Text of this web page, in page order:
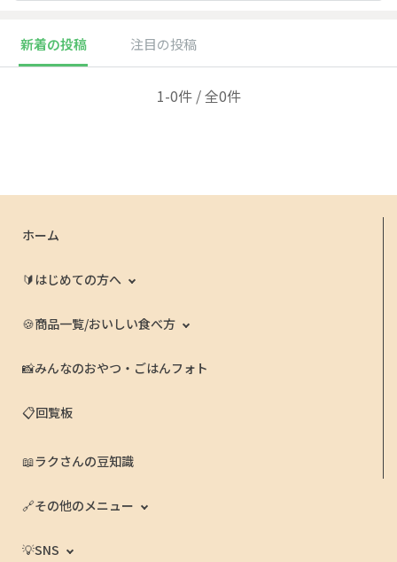
新着の投稿 注目の投稿
1-0件 / 全0件
ホーム
🔰はじめての方へ
🍪商品一覧/おいしい食べ方
📸みんなのおやつ・ごはんフォト
📋回覧板
📖ラクさんの豆知識
🔗その他のメニュー
💡SNS